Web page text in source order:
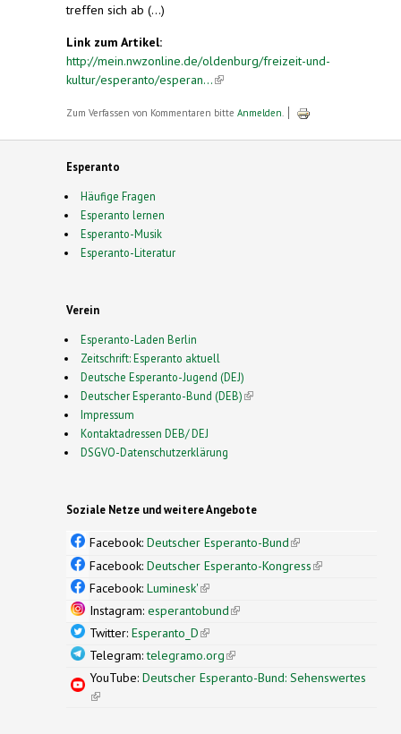
treffen sich ab (...)
Link zum Artikel:
http://mein.nwzonline.de/oldenburg/freizeit-und-
kultur/esperanto/esperan...(link is external)
Zum Verfassen von Kommentaren bitte Anmelden
Esperanto
Häufige Fragen
Esperanto lernen
Esperanto-Musik
Esperanto-Literatur
Verein
Esperanto-Laden Berlin
Zeitschrift: Esperanto aktuell
Deutsche Esperanto-Jugend (DEJ)
Deutscher Esperanto-Bund (DEB)(link is external)
Impressum
Kontaktadressen DEB/ DEJ
DSGVO-Datenschutzerklärung
Soziale Netze und weitere Angebote
Facebook: Deutscher Esperanto-Bund(link is
external)
Facebook: Deutscher Esperanto-Kongress(link is
Facebook: Luminesk'(link is external)
Instagram: esperantobund(link is external)
Twitter: Esperanto_D(link is external)
Telegram:telegramo.org(link is external)
YouTube: Deutscher Esperanto-Bund: Sehenswertes
(link is external)